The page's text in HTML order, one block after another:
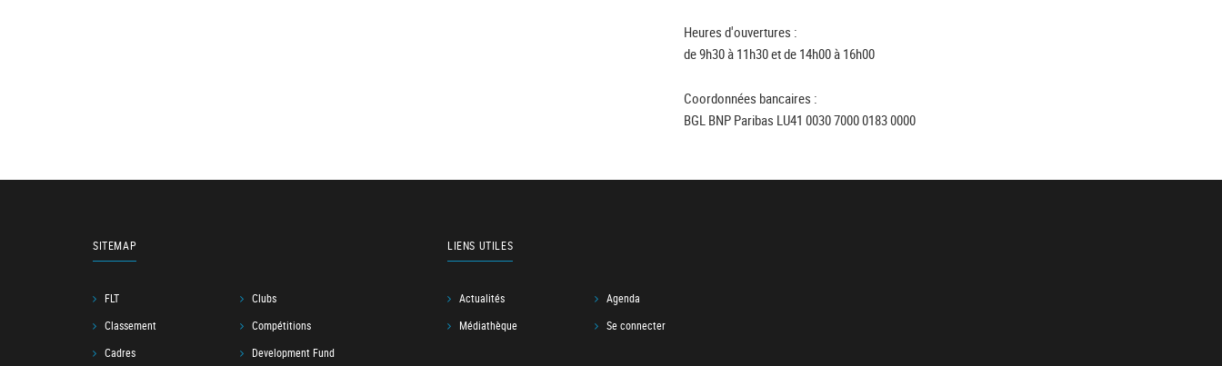
Heures d'ouvertures :
de 9h30 à 11h30 et de 14h00 à 16h00
Coordonnées bancaires :
BGL BNP Paribas LU41 0030 7000 0183 0000
SITEMAP
FLT
Clubs
Classement
Compétitions
Cadres
Development Fund
LIENS UTILES
Actualités
Agenda
Médiathèque
Se connecter